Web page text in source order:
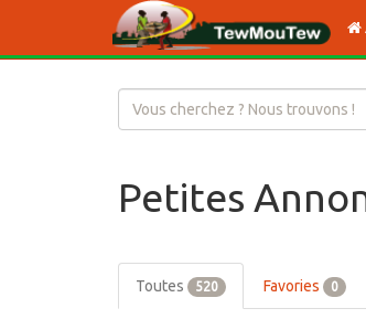
Petites
Toutes 520 Favories 0